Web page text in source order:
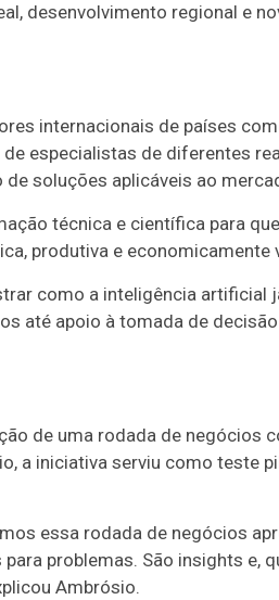
desenvolvimento regional e
internacionais de países
especialistas de diferentes
soluções aplicáveis ao
técnica e científica para
produtiva e economicamente
como a inteligência artificial
até apoio à tomada de
de uma rodada de negócios
a iniciativa serviu como teste
essa rodada de negócios
problemas. São insights e,
Ambrósio.